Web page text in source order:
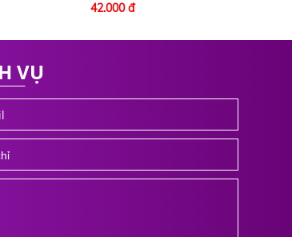
42.000 đ
VỤ